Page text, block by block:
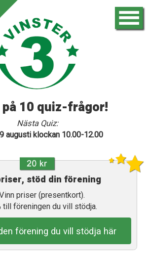
på 10 quiz-frågor!
Nästa Quiz:
augusti klockan 10.00-12.00
stöd din förening
priser (presentkort).
till föreningen du vill stödja.
förening du vill stödja här